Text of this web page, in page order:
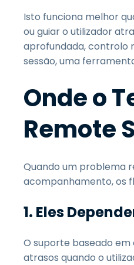
Isto funciona melhor
ou guiar o utilizador
aprofundada, controlo
sessão, uma
Onde o
Remote
Quando um problema
acompanhamento, os
1. Eles
O suporte baseado em
atrasos quando o